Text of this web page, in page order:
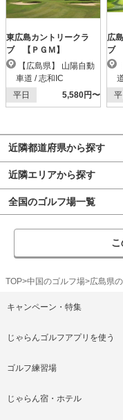
東広島カントリークラ
ブ 【ＰＧＭ】
車道 / 志和IC
平日
5,580円〜
広
ブ
平
近隣都道府県から探す
近隣エリアから探す
全国のゴルフ場一覧
TOP 中国のゴルフ場 広島県
キャンペーン・特集
じゃらんゴルフアプリを使う
ゴルフ練習場
じゃらん宿・ホテル